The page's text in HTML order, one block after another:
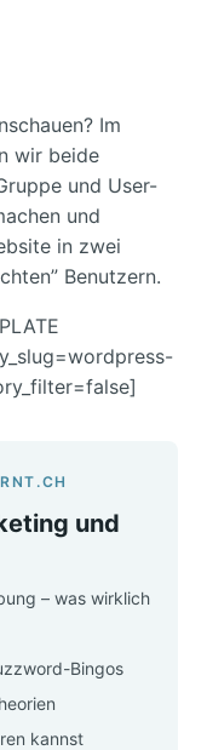
Im
wir beide
und User-
und
in zwei
Benutzern.
und
– was wirklich
Bingos
kannst